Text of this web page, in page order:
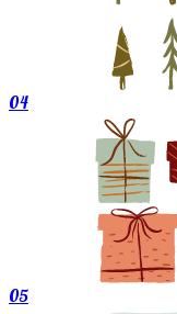
04
05